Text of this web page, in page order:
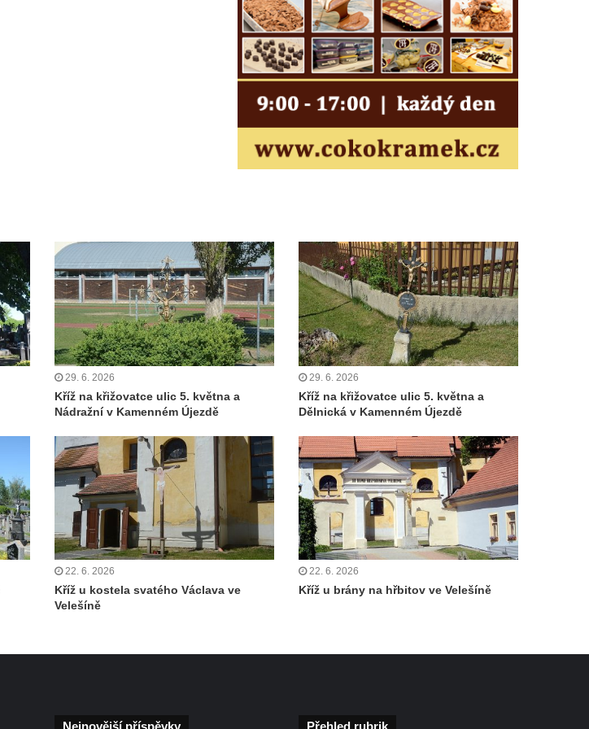
29. 6. 2026
Kříž na křižovatce ulic 5. května a
Nádražní v Kamenném Újezdě
29. 6. 2026
Kříž na křižovatce ulic 5. května a
Dělnická v Kamenném Újezdě
22. 6. 2026
Kříž u kostela svatého Václava ve
Velešíně
22. 6. 2026
Kříž u brány na hřbitov ve Velešíně
Nejnovější příspěvky Přehled rubrik